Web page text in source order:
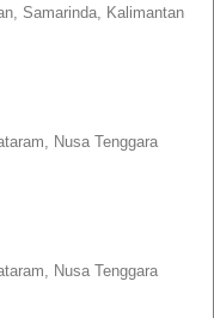
Samarinda, Kalimantan
Nusa Tenggara
Nusa Tenggara